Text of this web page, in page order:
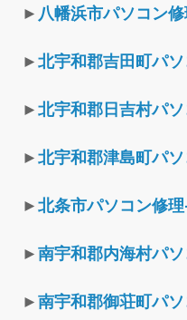
► 八幡浜市パソコン
►北宇和郡吉田町パ
►北宇和郡日吉村パ
►北宇和郡津島町パ
►北条市パソコン修
►南宇和郡内海村パ
►南宇和郡御荘町パ